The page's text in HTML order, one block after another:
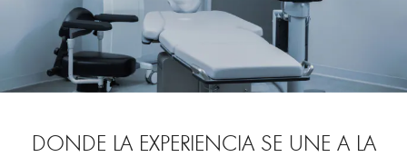
DONDE LA EXPERIENCIA SE UNE A LA